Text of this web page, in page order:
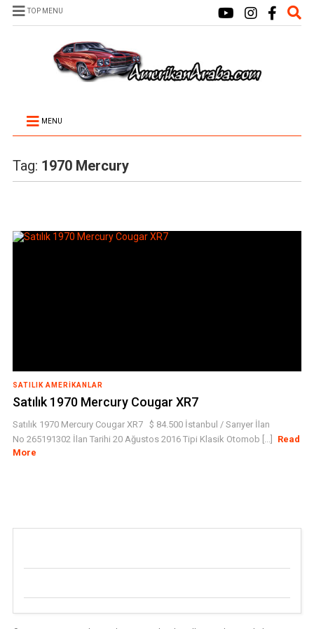
TOP MENU
MENU
Tag: 1970 Mercury
SATILIK AMERIKANLAR
Satılık 1970 Mercury Cougar XR7
Satılık 1970 Mercury Cougar XR7 $ 84.500 İstanbul / Sarıyer İlan
No 265191302 İlan Tarihi 20 Ağustos 2016 Tipi Klasik Otomob [...]
Read
More